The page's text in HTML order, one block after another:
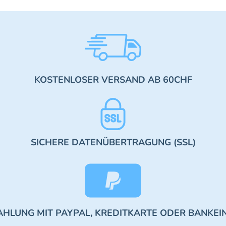
KOSTENLOSER VERSAND AB 60CHF
SICHERE DATENÜBERTRAGUNG (SSL)
MIT PAYPAL, KREDITKARTE ODER